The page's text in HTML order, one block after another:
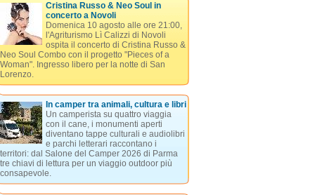
Cristina Russo & Neo Soul in
concerto a Novoli
Domenica 10 agosto alle ore 21:00,
l'Agriturismo Lì Calizzi di Novoli
ospita il concerto di Cristina Russo &
Neo Soul Combo con il progetto "Pieces of a
Woman". Ingresso libero per la notte di San
Lorenzo.
In camper tra animali, cultura e libri
Un camperista su quattro viaggia
con il cane, i monumenti aperti
diventano tappe culturali e audiolibri
e parchi letterari raccontano i
territori: dal Salone del Camper 2026 di Parma
tre chiavi di lettura per un viaggio outdoor più
consapevole.